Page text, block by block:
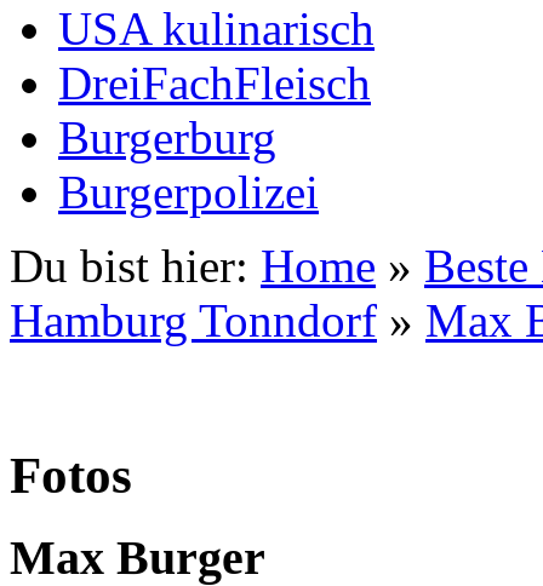
USA kulinarisch
DreiFachFleisch
Burgerburg
Burgerpolizei
Du bist hier: Home »
Hamburg Tonndorf » Max
Fotos
Max Burger